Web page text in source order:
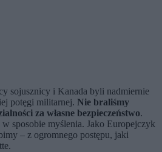
sojusznicy i Kanada byli nadmiernie
potęgi militarnej. Nie braliśmy
za własne bezpieczeństwo.
w sposobie myślenia. Jako Europejczyk
– z ogromnego postępu, jaki